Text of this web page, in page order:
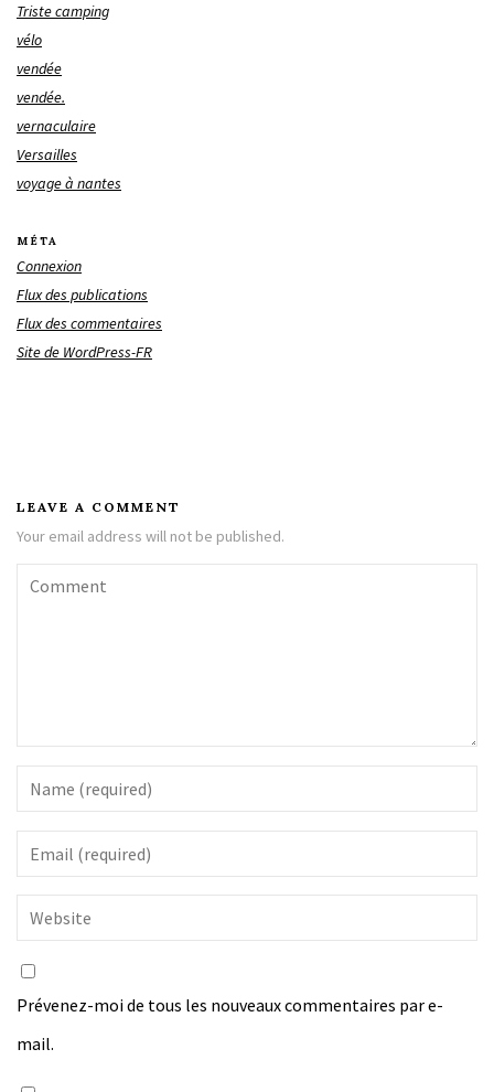
Triste camping
vélo
vendée
vendée.
vernaculaire
Versailles
voyage à nantes
MÉTA
Connexion
Flux des publications
Flux des commentaires
Site de WordPress-FR
LEAVE A COMMENT
Your email address will not be published.
Prévenez-moi de tous les nouveaux commentaires par e-
mail.